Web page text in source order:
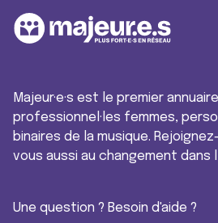
Majeur·e·s est le premier
professionnel·les femmes,
binaires de la musique.
vous aussi au changement dans
Une question ? Besoin d'aide ?